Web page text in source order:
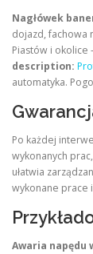
Nagłówek
dojazd, fachowa
Piastów i okolice
description:
automatyka.
Po każdej
wykonanych
ułatwia
wykonane prace
Awaria napędu